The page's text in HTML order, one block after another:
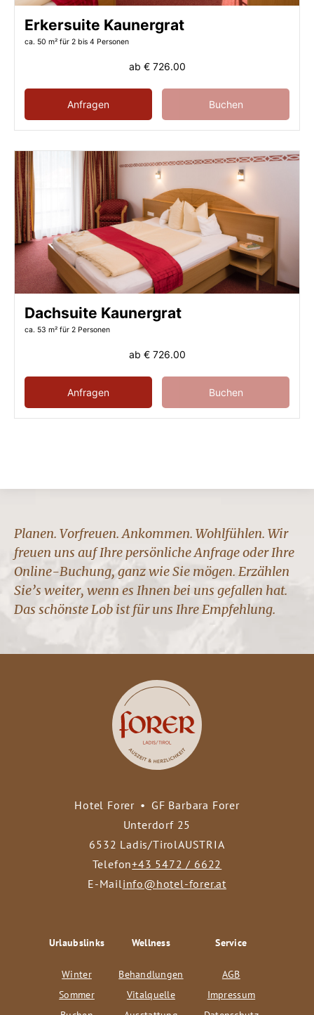
Erkersuite Kaunergrat
ca. 50 m² für 2 bis 4 Personen
ab € 726.00
Anfragen Buchen
Dachsuite Kaunergrat
ca. 53 m² für 2 Personen
ab € 726.00
Anfragen Buchen
Planen. Vorfreuen. Ankommen. Wohlfühlen. Wir
freuen uns auf Ihre persönliche Anfrage oder Ihre
Online-Buchung, ganz wie Sie mögen. Erzählen
Sie’s weiter, wenn es Ihnen bei uns gefallen hat.
Das schönste Lob ist für uns Ihre Empfehlung.
Hotel Forer • GF Barbara Forer
Unterdorf 25
6532 Ladis/TirolAUSTRIA
Telefon+43 5472 / 6622
E-Mailinfo@hotel-forer.at
Urlaubslinks
Winter
Sommer
Wellness
Behandlungen
Vitalquelle
Service
AGB
Impressum